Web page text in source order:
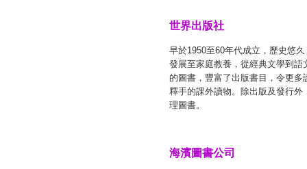
世界出版社
早於1950至60年代成立，歷史悠
發展至家庭教養，從經典文學到
的圖書，豐富了出版書目，令更
釋手的課外讀物。除出版及發行
理圖書。
海濱圖書公司